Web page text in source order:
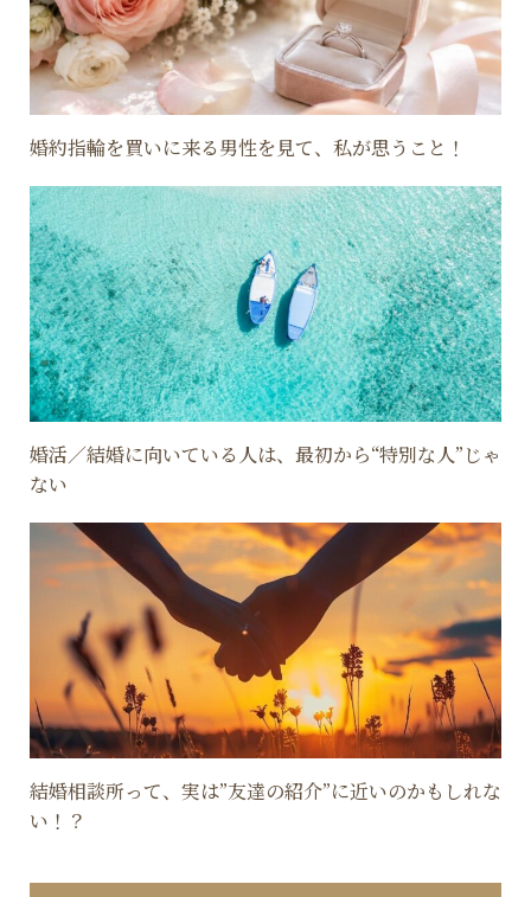
婚約指輪を買いに来る男性を見て、私が思うこと！
婚活／結婚に向いている人は、最初から“特別な人”じゃ
ない
結婚相談所って、実は”友達の紹介”に近いのかもしれな
い！？